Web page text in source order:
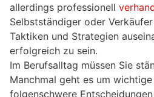
allerdings professionell
Selbstständiger oder
Taktiken und Strategien
erfolgreich zu sein.
Im Berufsalltag müssen Sie
Manchmal geht es um
folgenschwere